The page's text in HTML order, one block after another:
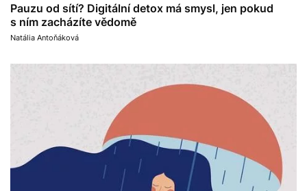
Pauzu od sítí? Digitální detox má smysl, jen pokud
s ním zacházíte vědomě
Natália Antoňáková